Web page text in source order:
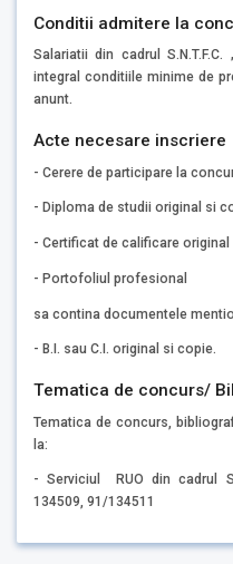
Conditii admitere la
Salariatii din cadrul
integral conditiile minime de
anunt.
Acte necesare inscriere
- Cerere de participare la
- Diploma de studii original si
- Certificat de calificare original
- Portofoliul profesional
sa contina documentele
- B.I. sau C.I. original si copie.
Tematica de concurs/
Tematica de concurs,
la:
- Serviciul RUO din cadrul
134509, 91/134511